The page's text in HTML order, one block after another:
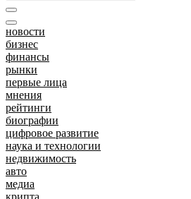
новости
бизнес
финансы
рынки
первые лица
мнения
рейтинги
биографии
цифровое развитие
наука и технологии
недвижимость
авто
медиа
крипта